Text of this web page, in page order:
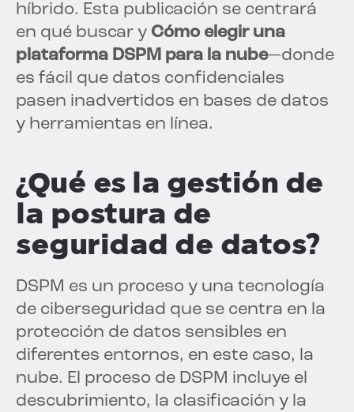
híbrido. Esta publicación se centrará
en qué buscar y Cómo elegir una
plataforma DSPM para la nube—donde
es fácil que datos confidenciales
pasen inadvertidos en bases de datos
y herramientas en línea.
¿Qué es la gestión de
la postura de
seguridad de datos?
DSPM es un proceso y una tecnología
de ciberseguridad que se centra en la
protección de datos sensibles en
diferentes entornos, en este caso, la
nube. El proceso de DSPM incluye el
descubrimiento, la clasificación y la